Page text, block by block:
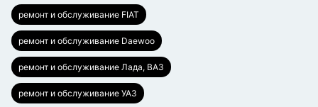
ремонт и обслуживание FIAT
ремонт и обслуживание Daewoo
ремонт и обслуживание Лада, ВАЗ
ремонт и обслуживание УАЗ